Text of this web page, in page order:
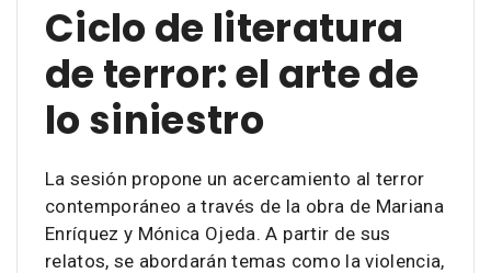
Ciclo de literatura
de terror: el arte de
lo siniestro
La sesión propone un acercamiento al terror
contemporáneo a través de la obra de Mariana
Enríquez y Mónica Ojeda. A partir de sus
relatos, se abordarán temas como la violencia,